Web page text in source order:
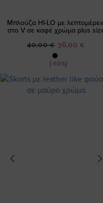
Μπλούζα HI-LO με
στο V σε καφέ χρώμα plus
(-10%)
Ειδική
Τιμή
36,00 €
40,00 €